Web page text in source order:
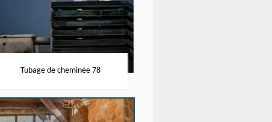
Tubage de cheminée 78